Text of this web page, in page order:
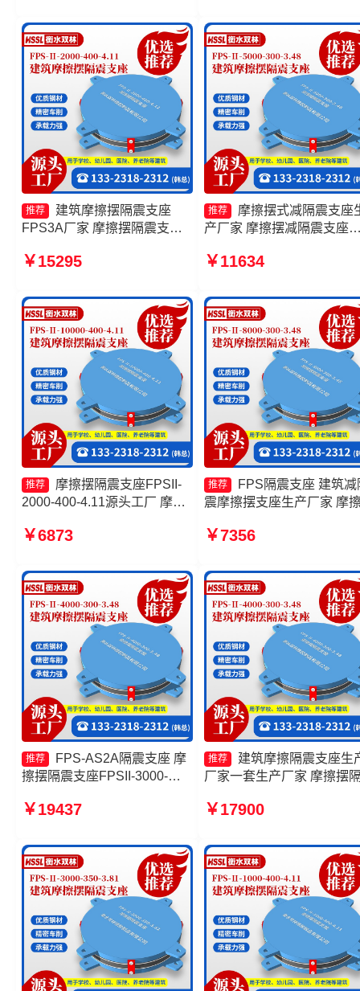
推荐
建筑摩擦摆隔震支座
FPS3A厂家 摩擦摆隔震支座
家 摩擦摆减隔震球型支座源头
￥15295
推荐
摩擦摆式减隔震支座
产厂家 摩擦摆减隔震支座
源头工厂 摩擦摆隔震支座
￥11634
推荐
摩擦摆隔震支座FPSII-
2000-400-4.11源头工厂 摩擦
3.48 建筑摩擦摆减隔震支座
钱
￥6873
推荐
FPS隔震支座 建筑减
震摩擦摆支座生产厂家 摩
3.81生产厂家 摩擦摆隔震
￥7356
推荐
FPS-AS2A隔震支座 摩
擦摆隔震支座FPSII-3000-
座 建筑摩擦摆隔震支座
￥19437
推荐
建筑摩擦隔震支座生
厂家一套生产厂家 摩擦摆
头工厂 摩擦摆隔震支座
摆隔震支座FPSII-7000-
4.11
￥17900